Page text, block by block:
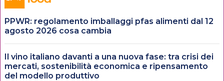
PPWR: regolamento imballaggi pfas alimenti dal 12
agosto 2026 cosa cambia
Il vino italiano davanti a una nuova fase: tra crisi dei
mercati, sostenibilità economica e ripensamento
del modello produttivo